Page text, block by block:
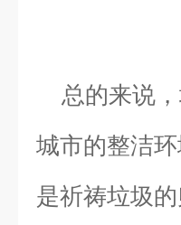
总的来说
城市的整洁
是祈祷垃圾